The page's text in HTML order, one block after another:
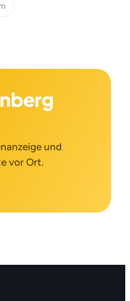
und
vor Ort.